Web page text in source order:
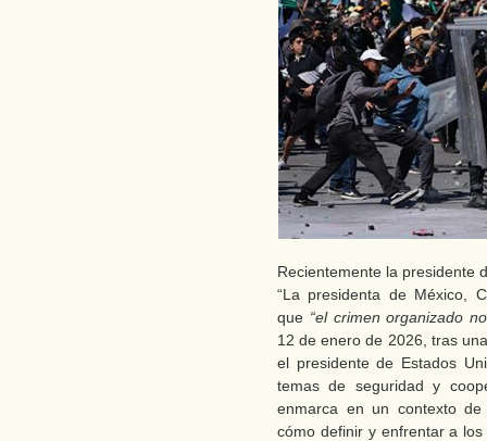
Recientemente la presidente
“La presidenta de México,
que “el crimen organizado
12 de enero de 2026, tras
el presidente de Estados
temas de seguridad y
enmarca en un contexto
cómo definir y enfrentar a